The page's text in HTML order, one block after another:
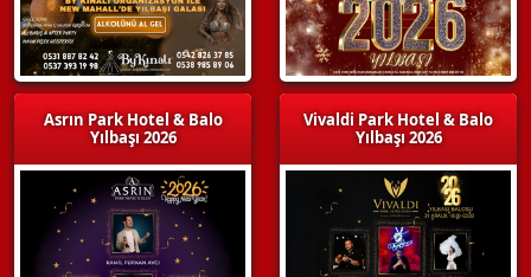
Asrın Park Hotel & Balo
Yılbaşı 2026
Vivaldi Park Hotel & Balo
Yılbaşı 2026